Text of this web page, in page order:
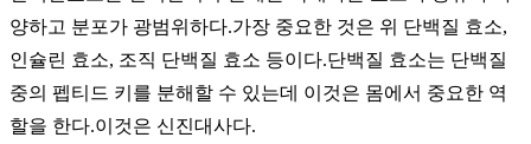
양하고 분포가 광범위하다.가장 중요한 것은 위 단백질 효소,
인슐린 효소, 조직 단백질 효소 등이다.단백질 효소는 단백질
중의 펩티드 키를 분해할 수 있는데 이것은 몸에서 중요한 역
할을 한다.이것은 신진대사다.